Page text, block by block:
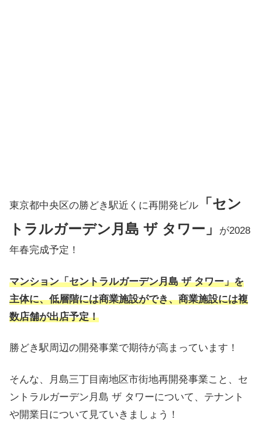
東京都中央区の勝どき駅近くに再開発ビル
「セン
トラルガーデン月島 ザ タワー」
が2028
年春完成予定！
マンション「セントラルガーデン月島 ザ タワー」を
主体に、低層階には商業施設ができ、商業施設には複
数店舗が出店予定！
勝どき駅周辺の開発事業で期待が高まっています！
そんな、月島三丁目南地区市街地再開発事業こと、セ
ントラルガーデン月島 ザ タワーについて、テナント
や開業日について見ていきましょう！